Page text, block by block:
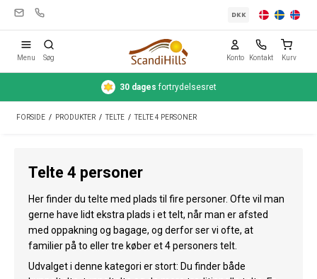
Telte
Rengøring & pleje
Rejseudstyr
Bil & trailer
Gas
DKK
Menu Søg Konto Kontakt Kurv
Hurtiglevering 1-3 hverdage
FORSIDE / PRODUKTER / TELTE / TELTE 4 PERSONER
Telte 4 personer
Her finder du telte med plads til fire personer. Ofte vil man
gerne have lidt ekstra plads i et telt, når man er afsted
med oppakning og bagage, og derfor ser vi ofte, at
familier på to eller tre køber et 4 personers telt.
Udvalget i denne kategori er stort: Du finder både